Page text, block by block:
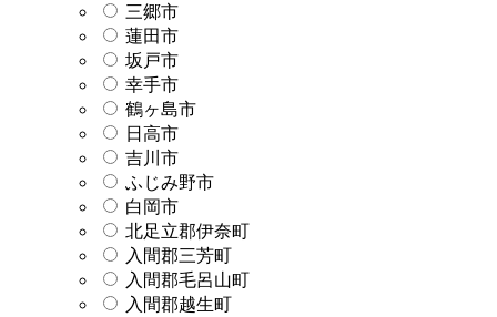
三郷市
蓮田市
坂戸市
幸手市
鶴ヶ島市
日高市
吉川市
ふじみ野市
白岡市
北足立郡伊奈町
入間郡三芳町
入間郡毛呂山町
入間郡越生町